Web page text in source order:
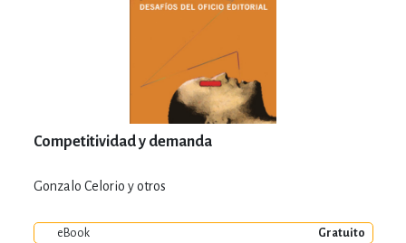
Competitividad y demanda
Gonzalo Celorio y otros
eBook Gratuito